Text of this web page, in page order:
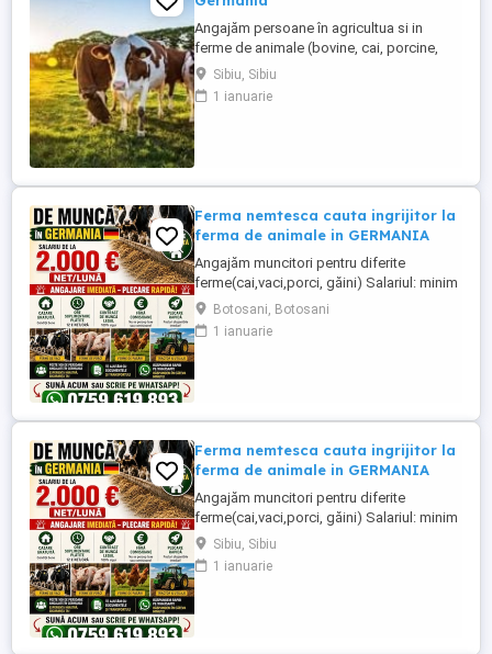
Angajăm persoane în agricultua si in
ferme de animale (bovine, cai, porcine,
caprine, si păsari) în Germania. Salar
atractiv incepand cu1900 euro net lună
plus ore suplimentare plătite Cazare și
Sibiu, Sibiu
1 ianuarie
Ferma nemtesca cauta ingrijitor la
ferma de animale in GERMANIA
Angajăm muncitori pentru diferite
ferme(cai,vaci,porci, găini) Salariul: minim
1800 net( poate crește în funcție de
experiența) Cazare și utilități gratuite!
Căutam persoane serioase și motivate
Botosani, Botosani
1 ianuarie
Ferma nemtesca cauta ingrijitor la
ferma de animale in GERMANIA
Angajăm muncitori pentru diferite
ferme(cai,vaci,porci, găini) Salariul: minim
1800 net( poate crește în funcție de
experiența) Cazare și utilități gratuite!
Căutam persoane serioase și motivate
Sibiu, Sibiu
1 ianuarie